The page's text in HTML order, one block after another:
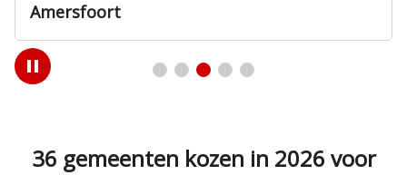
Amersfoort
Play
/
36 gemeenten kozen in 2026 voor